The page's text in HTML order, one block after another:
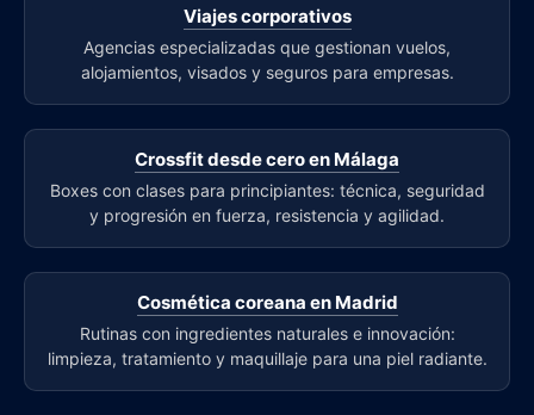
Viajes corporativos
Agencias especializadas que gestionan vuelos,
alojamientos, visados y seguros para empresas.
Crossfit desde cero en Málaga
Boxes con clases para principiantes: técnica, seguridad
y progresión en fuerza, resistencia y agilidad.
Cosmética coreana en Madrid
Rutinas con ingredientes naturales e innovación:
limpieza, tratamiento y maquillaje para una piel radiante.